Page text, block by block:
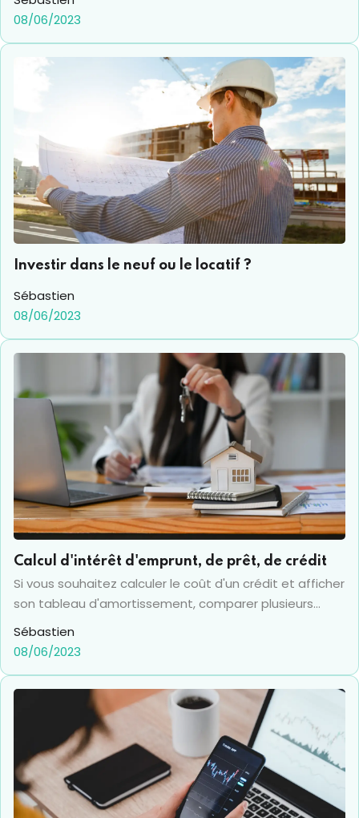
08/06/2023
Investir dans le neuf ou le locatif ?
Sébastien
08/06/2023
Calcul d'intérêt d'emprunt, de prêt, de crédit
Si vous souhaitez calculer le coût d'un crédit et afficher
son tableau d'amortissement, comparer plusieurs
offres de crédit, ou si vous avez déjà une proposition
et désirez calculer le taux du crédit associé, alors cet
outil est fait pour vous, n'hésitez plus !
Sébastien
08/06/2023